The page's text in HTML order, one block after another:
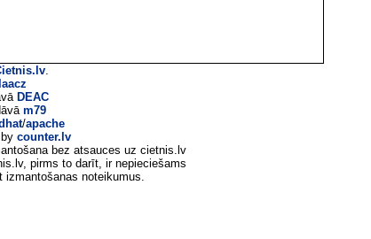
.
laacz
DEAC
m79
/apache
counter.lv
bez atsauces uz cietnis.lv
pirms to darīt, ir nepieciešams
izmantošanas noteikumus.